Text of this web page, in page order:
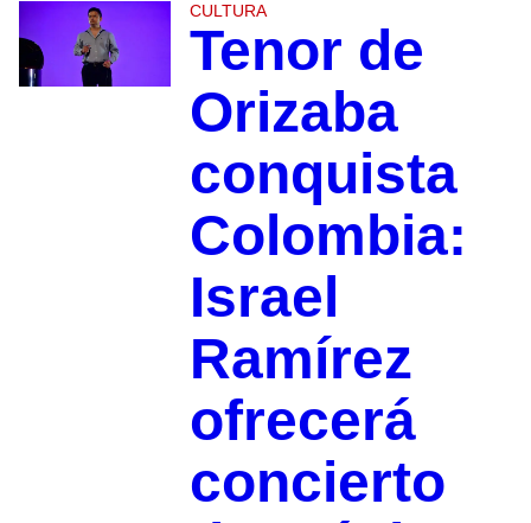
CULTURA
Tenor de
Orizaba
conquista
Colombia:
Israel
Ramírez
ofrecerá
concierto